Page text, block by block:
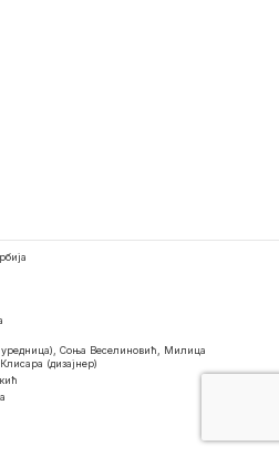
Соња Веселиновић, Милица
(дизајнер)